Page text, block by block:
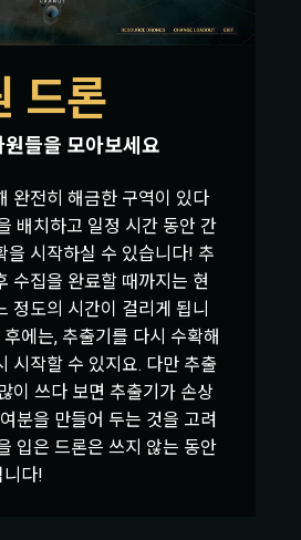
드론
들을 모아보세요
완전히 해금한 구역이 있다
배치하고 일정 시간 동안 간
을 시작하실 수 있습니다! 추
수집을 완료할 때까지는 현
정도의 시간이 걸리게 됩니
에는, 추출기를 다시 수확해
시작할 수 있지요. 다만 추출
이 쓰다 보면 추출기가 손상
분을 만들어 두는 것을 고려
입은 드론은 쓰지 않는 동안
니다!